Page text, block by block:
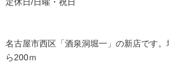
名古屋市西区「酒泉洞堀一」の新店です
ら200ｍ